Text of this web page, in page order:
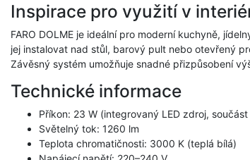
Inspirace pro využití v
FARO DOLME je ideální pro moderní kuchyně,
jej instalovat nad stůl, barový pult nebo otevřený
Závěsný systém umožňuje snadné přizpůsobení
Technické informace
Příkon: 23 W (integrovaný LED zdroj, součást
Světelný tok: 1260 lm
Teplota chromatičnosti: 3000 K (teplá bílá)